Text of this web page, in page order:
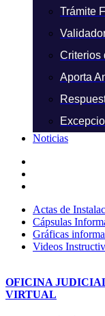
Trámite
Criterios
Aporta
Noticias
Actas de
Cápsulas
Gráficas
Videos
OFICINA
VIRTUAL